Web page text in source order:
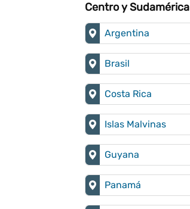
Centro y Sudamérica
Argentina
Brasil
Costa Rica
Islas Malvinas
Guyana
Panamá